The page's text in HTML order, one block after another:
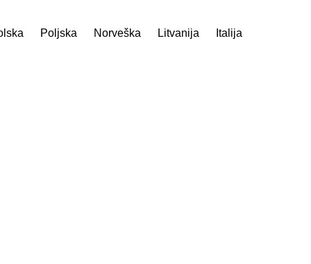
Poljska Norveška Litvanija Italija